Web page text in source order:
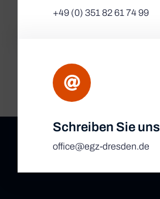
+49 (0) 351 82 61 74 99
Schreiben Sie uns
office@egz-dresden.de